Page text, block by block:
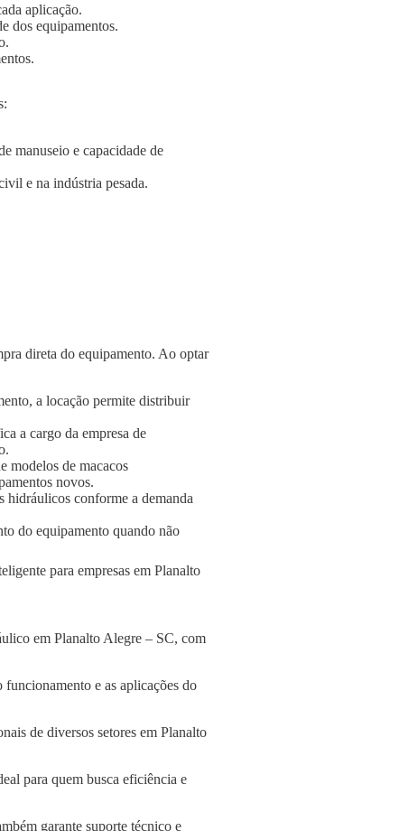
aplicação.
dos equipamentos.
manuseio e capacidade de
e na indústria pesada.
direta do equipamento. Ao optar
a locação permite distribuir
a cargo da empresa de
modelos de macacos
novos.
hidráulicos conforme a demanda
do equipamento quando não
para empresas em Planalto
em Planalto Alegre – SC, com
e as aplicações do
de diversos setores em Planalto
para quem busca eficiência e
garante suporte técnico e